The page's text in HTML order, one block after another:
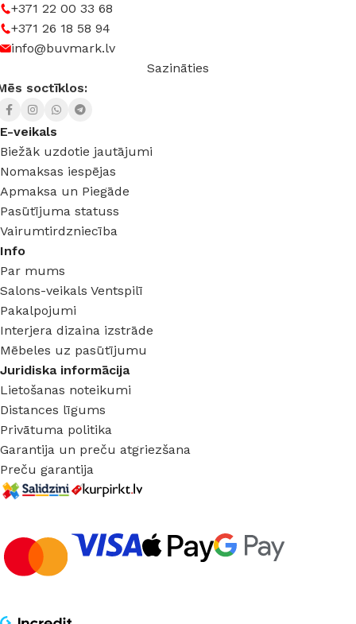
+371 22 00 33 68
+371 26 18 58 94
info@buvmark.lv
Sazināties
soctīklos:
E-veikals
Biežāk uzdotie jautājumi
Nomaksas iespējas
Apmaksa un Piegāde
Pasūtījuma statuss
Vairumtirdzniecība
Info
Par mums
Salons-veikals Ventspilī
Pakalpojumi
Interjera dizaina izstrāde
Mēbeles uz pasūtījumu
Juridiska informācija
Lietošanas noteikumi
Distances līgums
Privātuma politika
Garantija un preču atgriezšana
Preču garantija